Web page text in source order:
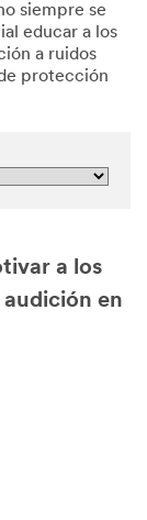
siempre se
educar a los
a ruidos
protección
a los
en